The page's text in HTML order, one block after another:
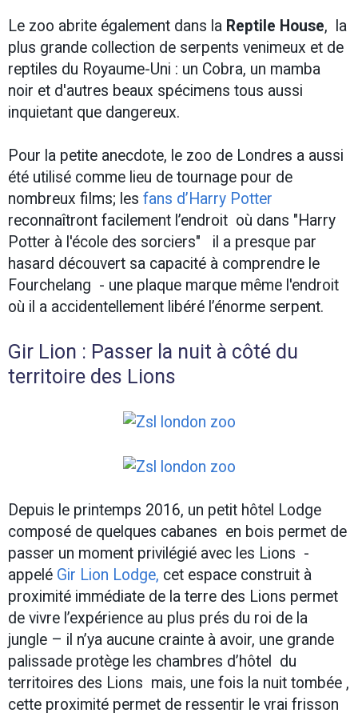
Le zoo abrite également dans la Reptile House, la
plus grande collection de serpents venimeux et de
reptiles du Royaume-Uni : un Cobra, un mamba
noir et d'autres beaux spécimens tous aussi
inquietant que dangereux.
Pour la petite anecdote, le zoo de Londres a aussi
été utilisé comme lieu de tournage pour de
nombreux films; les fans d’Harry Potter
reconnaîtront facilement l’endroit où dans "Harry
Potter à l'école des sorciers" il a presque par
hasard découvert sa capacité à comprendre le
Fourchelang - une plaque marque même l'endroit
où il a accidentellement libéré l’énorme serpent.
Gir Lion : Passer la nuit à côté du
territoire des Lions
Depuis le printemps 2016, un petit hôtel Lodge
composé de quelques cabanes en bois permet de
passer un moment privilégié avec les Lions -
appelé Gir Lion Lodge, cet espace construit à
proximité immédiate de la terre des Lions permet
de vivre l’expérience au plus prés du roi de la
jungle – il n’ya aucune crainte à avoir, une grande
palissade protège les chambres d’hôtel du
territoires des Lions mais, une fois la nuit tombée ,
cette proximité permet de ressentir le vrai frisson